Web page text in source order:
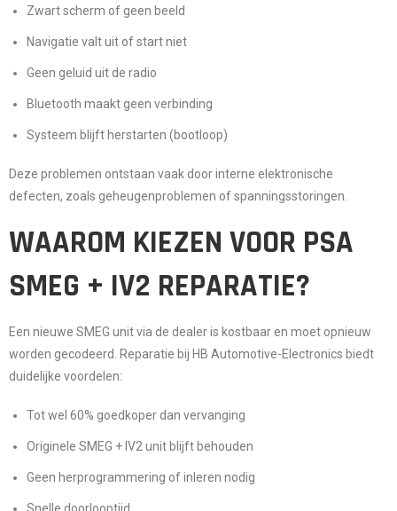
Zwart scherm of geen beeld
Navigatie valt uit of start niet
Geen geluid uit de radio
Bluetooth maakt geen verbinding
Systeem blijft herstarten (bootloop)
Deze problemen ontstaan vaak doorinterne elektronische
defecten, zoals geheugenproblemen of spanningsstoringen.
WAAROM KIEZEN VOOR PSA
SMEG + IV2 REPARATIE?
Een nieuwe SMEG unit via de dealer is kostbaar en moet opnieuw
worden gecodeerd. Reparatie bij HB Automotive-Electronics biedt
duidelijke voordelen:
Tot wel 60% goedkoper dan vervanging
Originele SMEG + IV2 unit blijft behouden
Geen herprogrammering of inleren nodig
Snelle doorlooptijd